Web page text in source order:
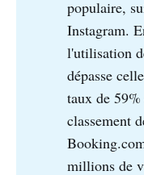
populaire,
Instagram.
l'utilisation
dépasse
taux de
classement
millions de